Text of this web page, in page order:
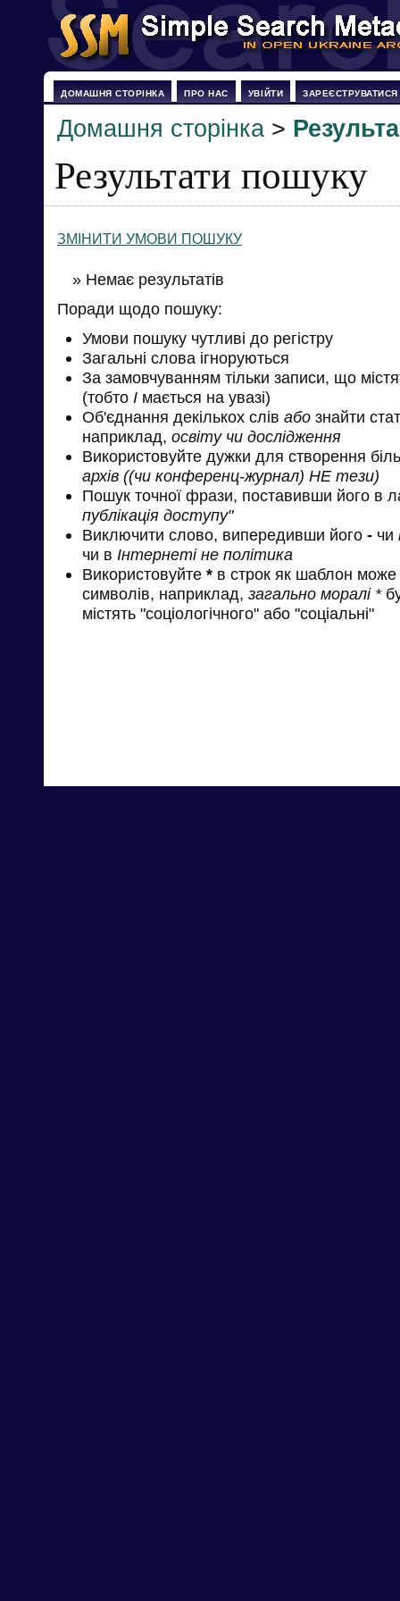
ДОМАШНЯ СТОРІНКА ПРО НАС УВІЙТИ ЗАРЕЄСТРУВАТИСЯ
Домашня сторінка >
Результати пошуку
ЗМІНИТИ УМОВИ ПОШУКУ
» Немає результатів
Поради щодо пошуку:
Умови пошуку чутливі до регістру
Загальні слова ігноруються
За замовчуванням тільки записи, що
(тобто І мається на увазі)
Об'єднання декількох слів або знайти
наприклад, освіту чи дослідження
Використовуйте дужки для створення
архів ((чи конференц-журнал) НЕ тези)
Пошук точної фрази, поставивши його в
публікація доступу"
Виключити слово, випередивши його - чи
чи в Інтернеті не політика
Використовуйте * в строк як шаблон може
символів, наприклад, загально моралі *
містять "соціологічного" або "соціальні"